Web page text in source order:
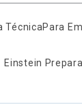
TécnicaPara
Einstein Prepara